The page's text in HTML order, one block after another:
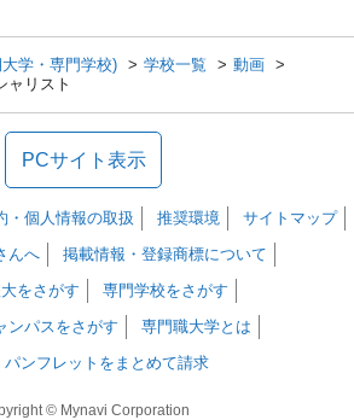
学・専門学校) 学校一覧
動画
ャリスト
PCサイト表示
・個人情報の取扱 推奨環境
サイトマップ
んへ
掲載情報・登録商標について
をさがす
専門学校をさがす
ンパスをさがす
専門職大学とは
パンフレットをまとめて請求
© Mynavi Corporation